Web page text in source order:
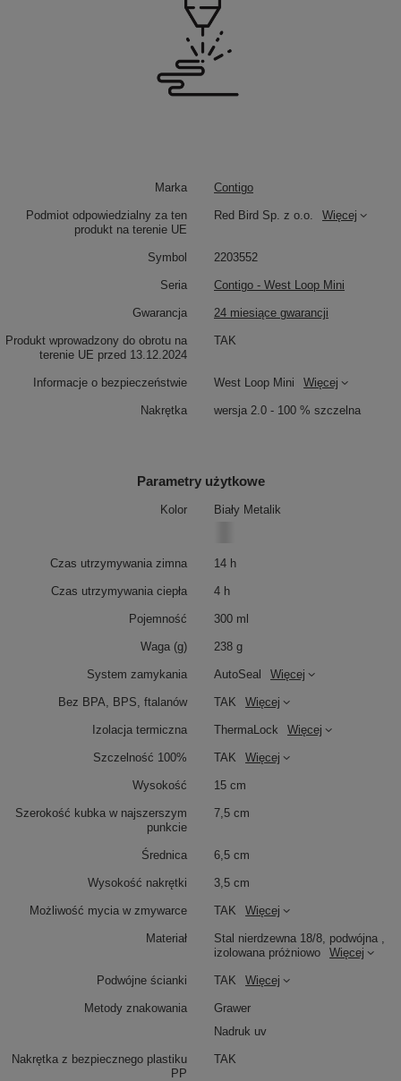
Marka Contigo
Podmiot odpowiedzialny za ten
produkt na terenie UE
Red Bird Sp. z o.o. Więcej
Symbol 2203552
Seria Contigo - West Loop Mini
Gwarancja 24 miesiące gwarancji
Produkt wprowadzony do obrotu na
terenie UE przed 13.12.2024
TAK
Informacje o bezpieczeństwie West Loop Mini Więcej
Nakrętka wersja 2.0 - 100 % szczelna
Parametry użytkowe
Kolor Biały Metalik
Czas utrzymywania zimna 14 h
Czas utrzymywania ciepła 4 h
Pojemność 300 ml
Waga (g) 238 g
System zamykania AutoSeal Więcej
Bez BPA, BPS, ftalanów TAK Więcej
Izolacja termiczna ThermaLock Więcej
Szczelność 100% TAK Więcej
Wysokość 15 cm
Szerokość kubka w najszerszym
punkcie
7,5 cm
Średnica 6,5 cm
Wysokość nakrętki 3,5 cm
Możliwość mycia w zmywarce TAK Więcej
Materiał
Stal nierdzewna 18/8, podwójna ,
izolowana próżniowo
Więcej
Podwójne ścianki TAK Więcej
Metody znakowania
Grawer
Nadruk uv
Nakrętka z bezpiecznego plastiku
PP
TAK